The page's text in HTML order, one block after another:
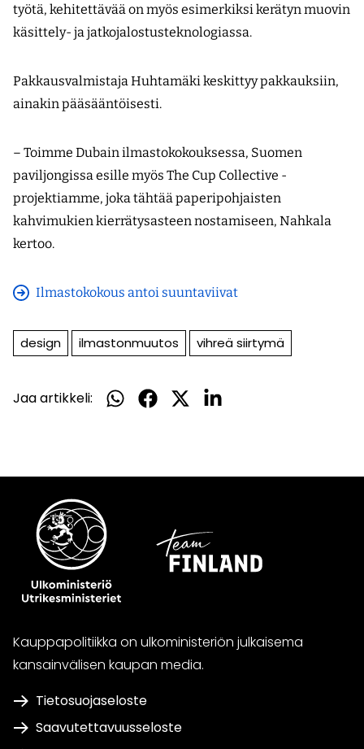
työtä, kehitettävää on myös esimerkiksi kerätyn muovin
käsittely- ja jatkojalostusteknologiassa.
Pakkausvalmistaja Huhtamäki keskittyy pakkauksiin,
ainakin pääsääntöisesti.
– Toimme Dubain ilmastokokouksessa, Suomen
paviljongissa esille myös The Cup Collective -
projektiamme, joka tähtää paperipohjaisten
kahvimukien kierrätysasteen nostamiseen, Nahkala
kertoo.
Ilmastokokous antoi suuntaviivat
design ilmastonmuutos vihreä siirtymä
Jaa artikkeli:
Jaa
Jaa
Jaa
Jaa
Kauppapolitiikka on ulkoministeriön julkaisema
kansainvälisen kaupan media.
Tietosuojaseloste
Saavutettavuusseloste